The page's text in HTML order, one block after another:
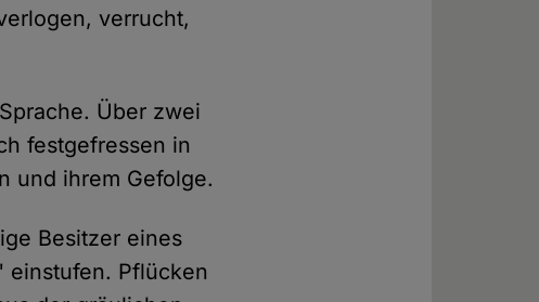
verrucht,
Über zwei
festgefressen in
und ihrem Gefolge.
Besitzer eines
einstufen. Pflücken